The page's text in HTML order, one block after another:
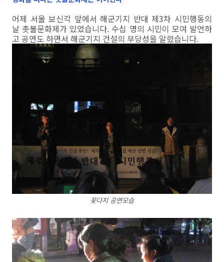
어제 서울 보신각 앞에서 해군기지 반대 제3차 시민행동의
날 촛불문화제가 있었습니다. 수십 명의 시민이 모여 발언하
고 공연도 하면서 해군기지 건설의 부당성을 알렸습니다.
꽃다지 공연모습